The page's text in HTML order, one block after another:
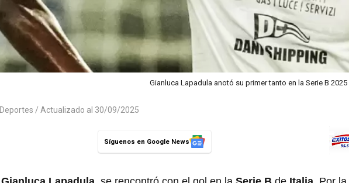
Gianluca Lapadula anotó su primer tanto en la Serie B 2025
Deportes / Actualizado al 30/09/2025
Síguenos en Google News